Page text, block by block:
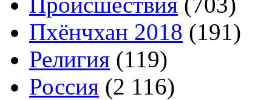
Пхёнчхан 2018 (191)
Религия (119)
Россия (2 116)